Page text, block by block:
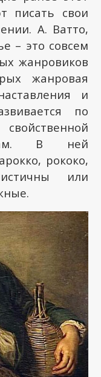
писать свои
А. Ватто,
– это совсем
жанровиков
жанровая
и
по
В ней
рококо,
или